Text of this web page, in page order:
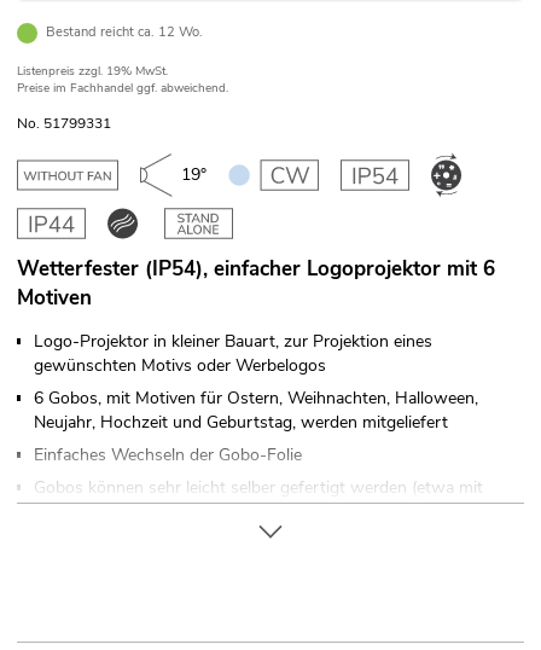
Bestand reicht ca. 12 Wo.
Listenpreis zzgl. 19% MwSt.
Preise im Fachhandel ggf. abweichend.
No. 51799331
19°
Wetterfester (IP54), einfacher Logoprojektor mit 6
Motiven
Logo-Projektor in kleiner Bauart, zur Projektion eines
gewünschten Motivs oder Werbelogos
6 Gobos, mit Motiven für Ostern, Weihnachten, Halloween,
Neujahr, Hochzeit und Geburtstag, werden mitgeliefert
Einfaches Wechseln der Gobo-Folie
Gobos können sehr leicht selber gefertigt werden (etwa mit
6-Stunden- oder 12-Stunden-Timer mit automatischer